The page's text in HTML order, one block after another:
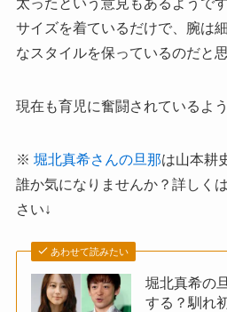
サイズを着ているだけで、腕は
なスタイルを保っているのだと
現在も育児に奮闘されているよ
※ 堀北真希さんの旦那は山本耕
誰か気になりませんか？詳しく
さい↓
あわせて読みたい
堀北真希の
する？馴れ